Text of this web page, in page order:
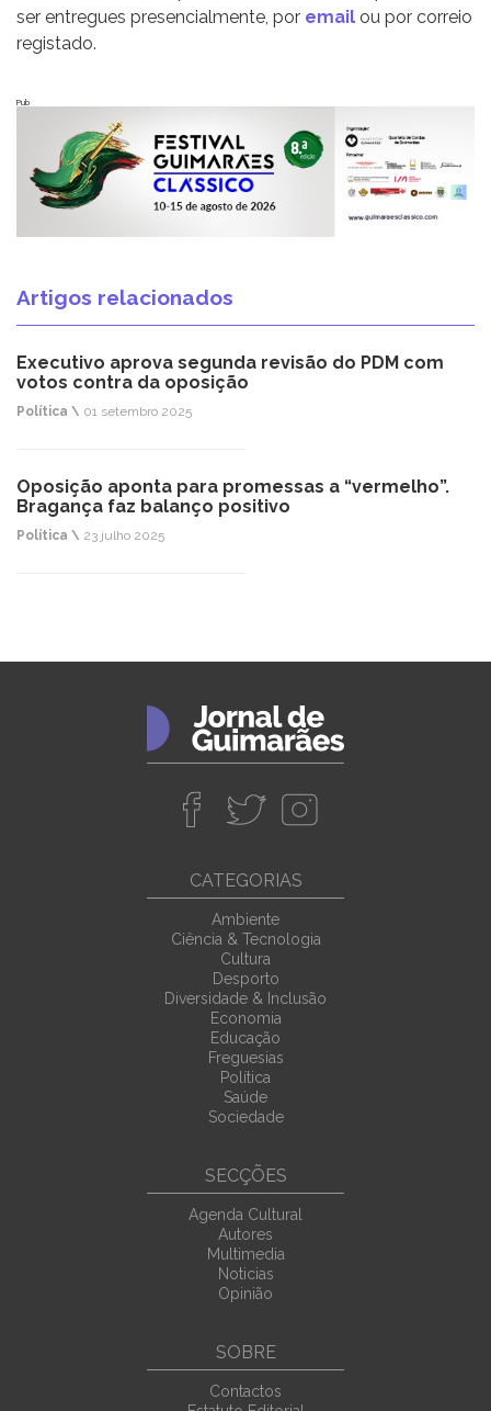
ser entregues presencialmente, por email ou por correio
registado.
Pub
Artigos relacionados
Executivo aprova segunda revisão do PDM com
votos contra da oposição
Política \ 01 setembro 2025
Oposição aponta para promessas a “vermelho”.
Bragança faz balanço positivo
Política \ 23 julho 2025
CATEGORIAS
Ambiente
Ciência & Tecnologia
Cultura
Desporto
Diversidade & Inclusão
Economia
Educação
Freguesias
Política
Saúde
Sociedade
SECÇÕES
Agenda Cultural
Autores
Multimedia
Noticias
Opinião
SOBRE
Contactos